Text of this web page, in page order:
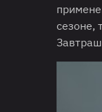
сезоне,